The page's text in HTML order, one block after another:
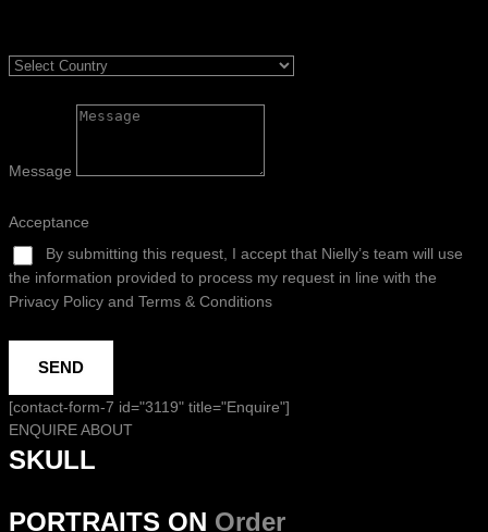
Message
Acceptance
By submitting this request, I accept that Nielly’s team will use
the information provided to process my request in line with the
Privacy Policy and Terms & Conditions
SEND
[contact-form-7 id="3119" title="Enquire"]
ENQUIRE ABOUT
SKULL
PORTRAITS ON Order